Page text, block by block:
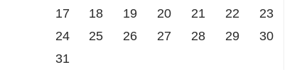
17
18 19 20 21 22
23
24
25 26 27 28 29
30
31